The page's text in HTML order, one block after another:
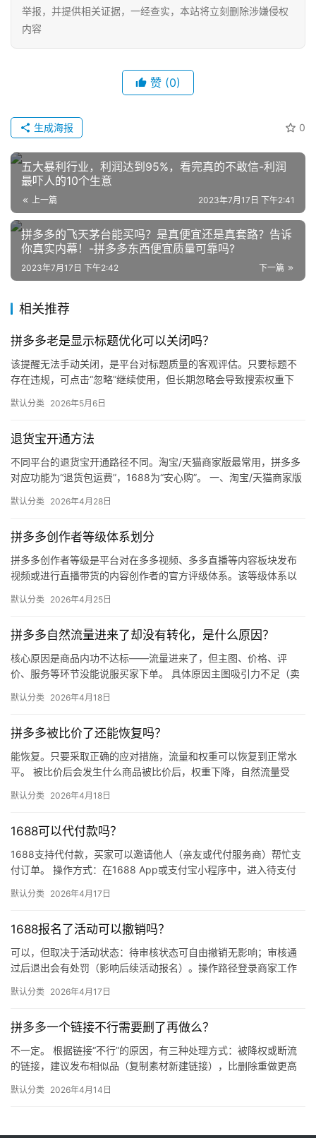
营
跨
境
电
商
自
媒
区
登录 注册
举报，并提供相关证据，一经查实，本站将立刻删除涉嫌侵权
内容
赞 (0)
0
生成海报
五大暴利行业，利润达到95%，看完真的不敢信-利润
最吓人的10个生意
上一篇 2023年7月17日 下午2:41
拼多多的飞天茅台能买吗？是真便宜还是真套路？告诉
你真实内幕！-拼多多东西便宜质量可靠吗?
下一篇
2023年7月17日 下午2:42
相关推荐
拼多多老是显示标题优化可以关闭吗？
该提醒无法手动关闭，是平台对标题质量的客观评估。只要标题不
存在违规，可点击“忽略”继续使用，但长期忽略会导致搜索权重下
默认分类 2026年5月6日
退货宝开通方法
不同平台的退货宝开通路径不同。淘宝/天猫商家版最常用，拼多多
对应功能为“退货包运费”，1688为“安心购”。 一、淘宝/天猫商家版
默认分类 2026年4月28日
拼多多创作者等级体系划分
拼多多创作者等级是平台对在多多视频、多多直播等内容板块发布
视频或进行直播带货的内容创作者的官方评级体系。该等级体系以
同等级…
默认分类 2026年4月25日
拼多多自然流量进来了却没有转化，是什么原因？
核心原因是商品内功不达标——流量进来了，但主图、价格、评
价、服务等环节没能说服买家下单。 具体原因主图吸引力不足（卖
评少、…
默认分类 2026年4月18日
拼多多被比价了还能恢复吗？
能恢复。只要采取正确的应对措施，流量和权重可以恢复到正常水
平。 被比价后会发生什么商品被比价后，权重下降，自然流量受
网价格…
默认分类 2026年4月18日
1688可以代付款吗？
1688支持代付款，买家可以邀请他人（亲友或代付服务商）帮忙支
付订单。 操作方式：在1688 App或支付宝小程序中，进入待支付
默认分类 2026年4月17日
1688报名了活动可以撤销吗？
可以，但取决于活动状态：待审核状态可自由撤销无影响；审核通
过后退出会有处罚（影响后续活动报名）。操作路径登录商家工作
默认分类 2026年4月17日
拼多多一个链接不行需要删了再做么？
不一定。 根据链接“不行”的原因，有三种处理方式：被降权或断流
的链接，建议发布相似品（复制素材新建链接），比删除重做更高
市…
默认分类 2026年4月14日